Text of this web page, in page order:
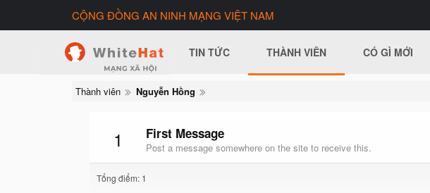
CỘNG ĐỒNG AN NINH MẠNG VIỆT NAM
TIN TỨC THÀNH VIÊN CÓ GÌ MỚI
Thành viên Nguyễn Hồng
1 First Message
Post a message somewhere on the site to receive this.
Tổng điểm: 1